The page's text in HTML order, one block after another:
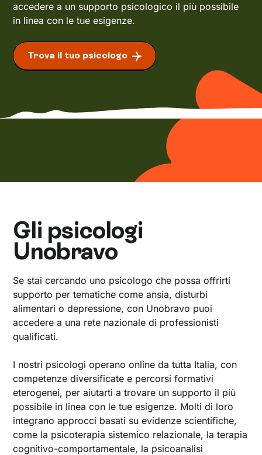
accedere a un supporto psicologico il più possibile
in linea con le tue esigenze.
Trova il tuo psicologo
Gli psicologi
Unobravo
Se stai cercando uno psicologo che possa offrirti
supporto per tematiche come ansia, disturbi
alimentari o depressione, con Unobravo puoi
accedere a una rete nazionale di professionisti
qualificati.
I nostri psicologi operano online da tutta Italia, con
competenze diversificate e percorsi formativi
eterogenei, per aiutarti a trovare un supporto il più
possibile in linea con le tue esigenze. Molti di loro
integrano approcci basati su evidenze scientifiche,
come la psicoterapia sistemico relazionale, la terapia
cognitivo-comportamentale, la psicoanalisi